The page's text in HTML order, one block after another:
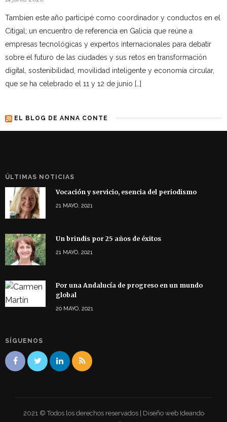
Tambien este año participé como coordinador y conductos en el
Citigal; un encuentro de referencia en Galicia que reúne a
empresas tecnológicas y expertos internacionales para debatir
sobre el futuro de las ciudades y sus retos en transformación
digital, sostenibilidad, movilidad inteligente y economía circular,
que se ha celebrado el 11 y 12 de junio […]
EL BLOG DE ANNA CONTE
ÚLTIMAS NOTICIAS
Vocación y servicio, esencia del periodismo
21 MAYO, 2021
Un brindis por 25 años de éxitos
21 MAYO, 2021
Por una Andalucía de progreso en un mundo
global
20 MAYO, 2021
SÍGUENOS
2021 © Todos los derechos reservados | Diseño web Ideando